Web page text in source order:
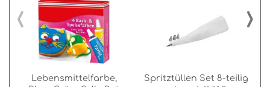
Lebensmittelfarbe,
Spritztüllen Set 8-teilig
‹ ›